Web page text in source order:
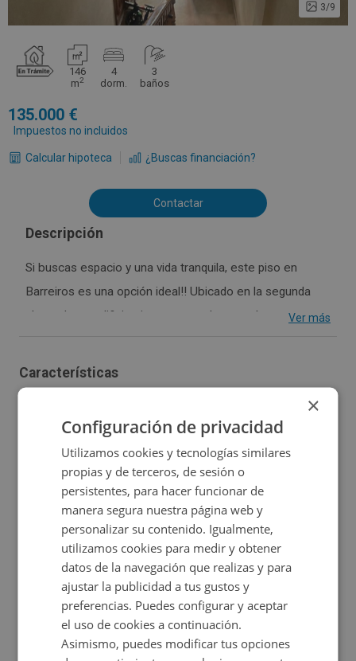
3/9
146
m2
4
dorm.
3
baños
135.000
Impuestos no incluidos
Calcular hipoteca ¿Buscas financiación?
Contactar
Descripción
Si buscas espacio y una vida tranquila, este piso en
Barreiros es una opción ideal!! Ubicado en la segunda
planta de un edificio sin ascensor de tan solo tres
comodidad de tener toda la planta para ti solo. Se vende
espaciosa vivienda de 146 metros cuadrados, distribuida
en un salón-comedor muy amplio y luminoso, una gran
cocina independiente equipada con una funcional
despensa y acceso directo a un balcón cerrado,
actualmente utilizada como zona de tendal, cuenta con 4
dormitorios de muy buen tamaño y tres cuartos de baño
completos, uno de ellos en suite principal. Su ubicación
privilegiada combina la tranquilidad de la Mariña Lucense
con la comodidad del día a día. Al situarse en pleno
núcleo urbano, la propiedad cuenta con todos los
servicios mínimos y esenciales para la rutina diaria, tales
como supermercados, comercios locales, locales de
Ver más
Características
Baños:3 Certificado energético
Ubicación
×
Configuración de privacidad
Utilizamos cookies y tecnologías similares
propias y de terceros, de sesión o
persistentes, para hacer funcionar de
manera segura nuestra página web y
personalizar su contenido. Igualmente,
utilizamos cookies para medir y obtener
datos de la navegación que realizas y para
ajustar la publicidad a tus gustos y
preferencias. Puedes configurar y aceptar
el uso de cookies a continuación.
Asimismo, puedes modificar tus opciones